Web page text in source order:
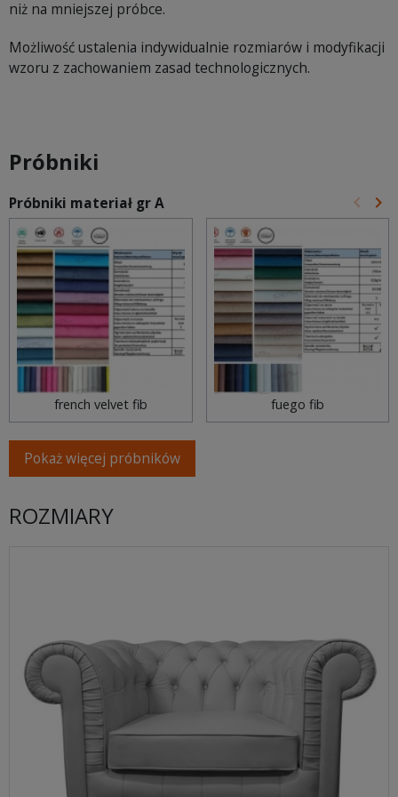
niż na mniejszej próbce.
Możliwość ustalenia indywidualnie rozmiarów i modyfikacji
wzoru z zachowaniem zasad technologicznych.
Próbniki
Próbniki materiał gr A keyboard_arrow_left keyboard_arrow_right
french velvet fib fuego fib
Pokaż więcej próbników
ROZMIARY